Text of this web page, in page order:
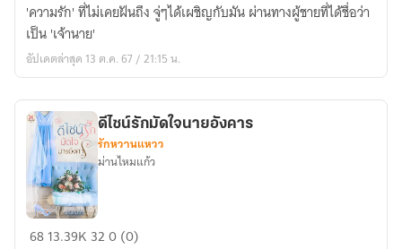
อุบัติ
รัก
'ความรัก' ที่ไม่เคยฝันถึง จู่ๆได้เผชิญกับมัน ผ่านทางผู้ชายที่ได้ชื่อว่า
เป็น 'เจ้านาย'
อัปเดตล่าสุด 13 ต.ค. 67 / 21:15 น.
ดีไซน์
ดีไซน์รักมัดใจนายอังคาร
รักหวานแหวว
ม่านไหมแก้ว
6813.39K 320 (0)